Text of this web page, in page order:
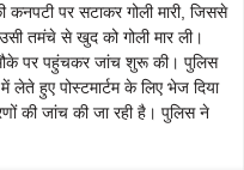
कनपटी पर सटाकर गोली मारी, जिससे
तमंचे से खुद को गोली मार ली।
पर पहुंचकर जांच शुरू की। पुलिस
हुए पोस्टमार्टम के लिए भेज दिया
की जांच की जा रही है। पुलिस ने